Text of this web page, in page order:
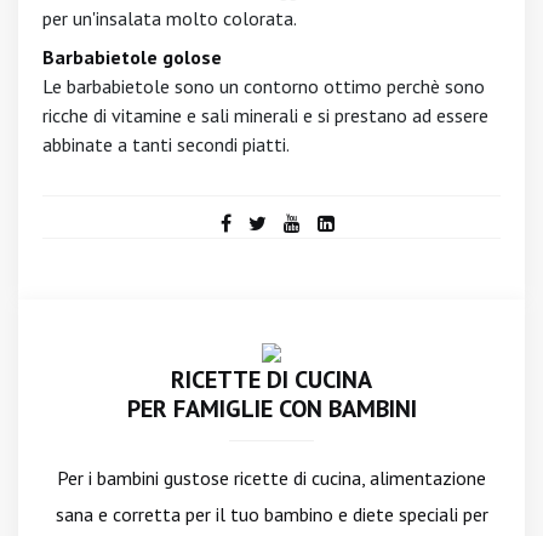
per un'insalata molto colorata.
Barbabietole golose
Le barbabietole sono un contorno ottimo perchè sono
ricche di vitamine e sali minerali e si prestano ad essere
abbinate a tanti secondi piatti.
RICETTE DI CUCINA
PER FAMIGLIE CON BAMBINI
Per i bambini gustose ricette di cucina, alimentazione
sana e corretta per il tuo bambino e diete speciali per